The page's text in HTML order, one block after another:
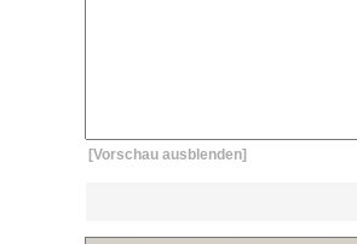
[Vorschau ausblenden]